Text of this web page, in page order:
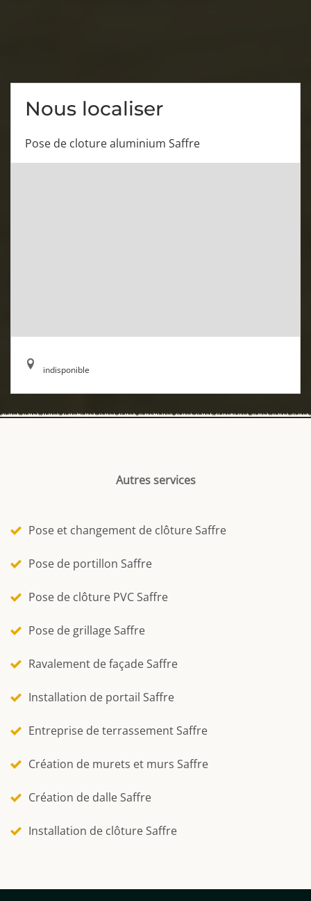
Nous localiser
Pose de cloture aluminium Saffre
indisponible
Autres services
Pose et changement de clôture Saffre
Pose de portillon Saffre
Pose de clôture PVC Saffre
Pose de grillage Saffre
Ravalement de façade Saffre
Installation de portail Saffre
Entreprise de terrassement Saffre
Création de murets et murs Saffre
Création de dalle Saffre
Installation de clôture Saffre